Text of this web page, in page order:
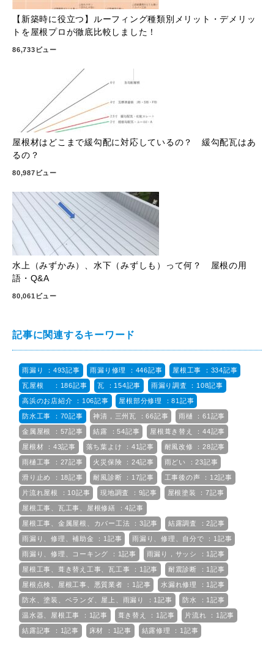
【新築時に役立つ】ルーフィング種類別メリット・デメリッ
トを屋根プロが徹底比較しました！
86,733ビュー
屋根材はどこまで緩勾配に対応しているの？ 緩勾配瓦はあ
るの？
80,987ビュー
水上（みずかみ）、水下（みずしも）って何？ 屋根の用
語・Q&A
80,061ビュー
記事に関連するキーワード
雨漏り ：493記事 雨漏り修理 ：446記事 屋根工事 ：334記事
瓦屋根 ：186記事 瓦 ：154記事 雨漏り調査 ：108記事
高浜のお店紹介 ：106記事 屋根部分修理 ：81記事
防水工事 ：70記事 神清，三州瓦 ：66記事 雨樋 ：61記事
金属屋根 ：57記事 結露 ：54記事 屋根葺き替え ：44記事
屋根材 ：43記事 落ち葉よけ ：41記事 耐風改修 ：28記事
雨樋工事 ：27記事 火災保険 ：24記事 雨どい ：23記事
滑り止め ：18記事 耐風診断 ：17記事 工事後の声 ：12記事
片流れ屋根 ：10記事 現地調査 ：9記事 屋根塗装 ：7記事
屋根工事、瓦工事、屋根修繕 ：4記事
屋根工事、金属屋根、カバー工法 ：3記事 結露調査 ：2記事
雨漏り、修理、補助金 ：1記事 雨漏り、修理、自分で ：1記事
雨漏り、修理、コーキング ：1記事 雨漏り，サッシ ：1記事
屋根工事、葺き替え工事、瓦工事 ：1記事 耐震診断 ：1記事
屋根点検、屋根工事、悪質業者 ：1記事 水漏れ修理 ：1記事
防水、塗装、ベランダ、屋上、雨漏り ：1記事 防水 ：1記事
温水器、屋根工事 ：1記事 葺き替え ：1記事 片流れ ：1記事
結露記事 ：1記事 床材 ：1記事 結露修理 ：1記事